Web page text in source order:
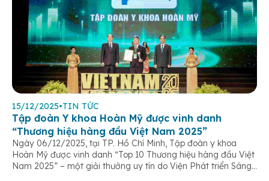
15/12/2025•TIN TỨC
Tập đoàn Y khoa Hoàn Mỹ được vinh danh
“Thương hiệu hàng đầu Việt Nam 2025”
Ngày 06/12/2025, tại TP. Hồ Chí Minh, Tập đoàn y khoa
Hoàn Mỹ được vinh danh “Top 10 Thương hiệu hàng đầu Việt
Nam 2025” – một giải thưởng uy tín do Viện Phát triển Sáng